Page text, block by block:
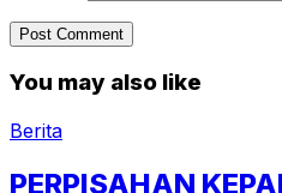
You may also like
Berita
PERPISAHAN